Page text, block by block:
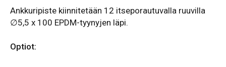
Ankkuripiste kiinnitetään 12 itseporautuvalla ruuvilla
∅5,5 x 100 EPDM-tyynyjen läpi.
Optiot: